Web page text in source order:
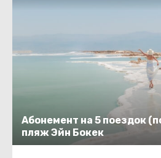
Абонемент на 5 поездок
пляж Эйн Бокек